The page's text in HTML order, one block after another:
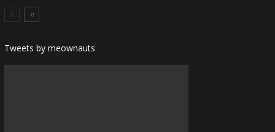
Tweets by meownauts